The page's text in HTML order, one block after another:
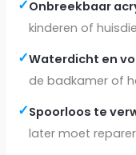
✓Onbreekbaar
kinderen of
✓Waterdicht en
de badkamer of
✓Spoorloos te
later moet